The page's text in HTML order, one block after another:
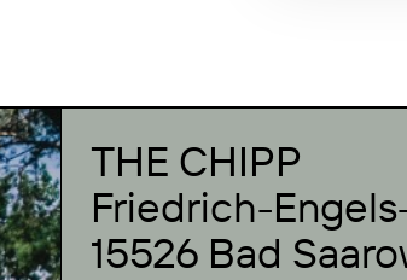
THE CHIPP
Friedrich-
15526 Bad